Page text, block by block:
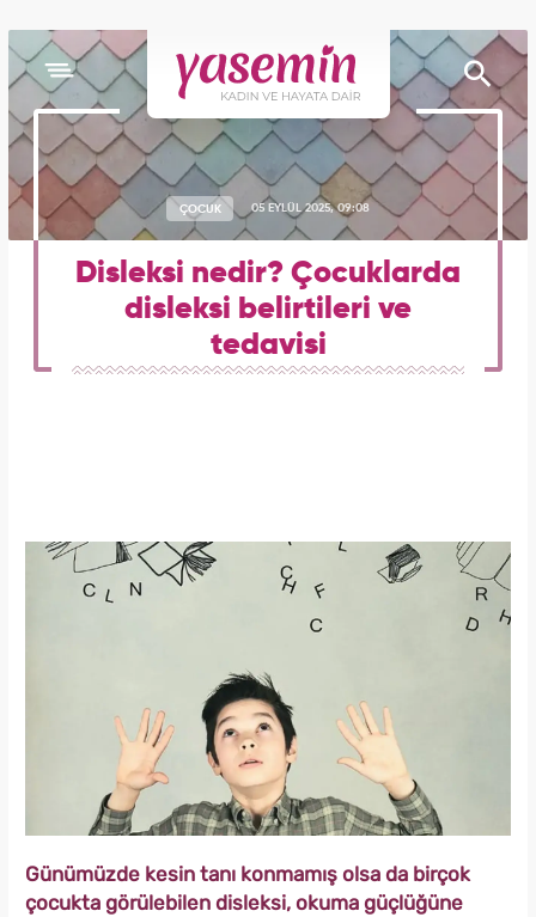
ÇOCUK 05 EYLÜL 2025, 09:08
Disleksi nedir? Çocuklarda
disleksi belirtileri ve
tedavisi
Günümüzde kesin tanı konmamış olsa da birçok
çocukta görülebilen disleksi, okuma güçlüğüne